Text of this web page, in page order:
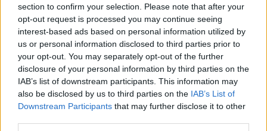
section to confirm your selection. Please note that after your
opt-out request is processed you may continue seeing
interest-based ads based on personal information utilized by
us or personal information disclosed to third parties prior to
your opt-out. You may separately opt-out of the further
disclosure of your personal information by third parties on the
IAB’s list of downstream participants. This information may
also be disclosed by us to third parties on the IAB’s List of
Downstream Participants that may further disclose it to other
Αυγή εκτίμησε πως οι επιβληθείσες ποινές θα
έπρεπε να είναι αυστηρότερες. Αντίστοιχαζητά
μεγαλύτερες ποινές και στους δράστες της επίθεσης
κατά των Αιγυπτίων ψαράδων, κρίνοντας πως το
δικαστήριο δεν στάθμισε σωστά ούτε τον βαθμό της
εγκληματικής τους διάθεσης, ούτε την άνευ αφορμής
επίθεσης που έκαναν αλλά ούτε και τα ταπεινά τους